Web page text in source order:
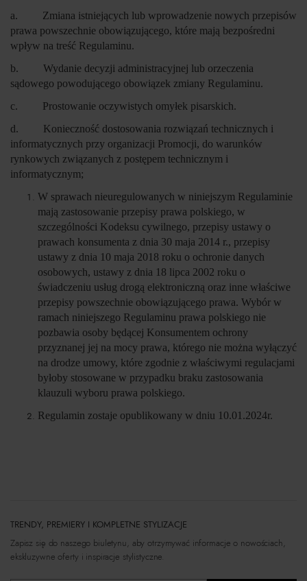
a. Zmiana istniejących lub wprowadzenie nowych przepisów
prawa powszechnie obowiązującego, które mają bezpośredni
wpływ na treść Regulaminu.
b. Wydanie decyzji administracyjnej lub orzeczenia
sądowego powodującego obowiązek zmiany Regulaminu.
c. Prostowanie oczywistych omyłek pisarskich.
d. Konieczność dostosowania rozwiązań technicznych i
informatycznych przy organizacji Promocji, do warunków
rynkowych związanych z postępem technicznym i
informatycznym;
W sprawach nieuregulowanych w niniejszym Regulaminie
mają zastosowanie przepisy prawa polskiego, w
szczególności Kodeksu cywilnego, przepisy ustawy o
prawach konsumenta z dnia 30 maja 2014 r., przepisy
ustawy z dnia 10 maja 2018 roku o ochronie danych
osobowych, ustawy z dnia 18 lipca 2002 roku o
świadczeniu usług drogą elektroniczną oraz inne właściwe
przepisy powszechnie obowiązującego prawa. Wybór w
ramach niniejszego Regulaminu prawa polskiego nie
pozbawia osoby będącej Konsumentem ochrony
przyznanej jej na mocy prawa, którego nie można wyłączyć
na drodze umowy, które zgodnie z właściwymi regulacjami
byłoby stosowane w przypadku braku zastosowania
klauzuli wyboru prawa polskiego.
Regulamin zostaje opublikowany w dniu 10.01.2024r.
TRENDY, PREMIERY I KOMPLETNE STYLIZACJE
Zapisz się do naszego biuletynu, aby otrzymywać informacje o nowościach,
ekskluzywne oferty i inspiracje stylistyczne.